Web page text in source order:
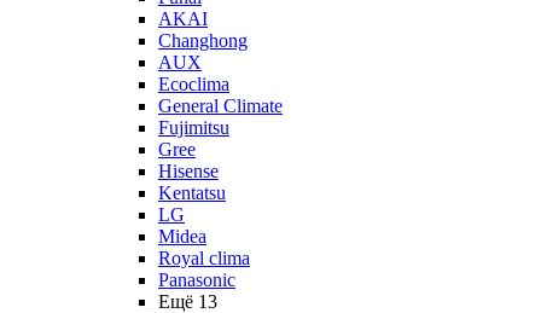
AKAI
Changhong
AUX
Ecoclima
General Climate
Fujimitsu
Gree
Hisense
Kentatsu
LG
Midea
Royal clima
Panasonic
Ещё 13